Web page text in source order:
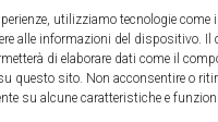
utilizziamo tecnologie come
alle informazioni del dispositivo. Il
di elaborare dati come il
questo sito. Non acconsentire o
su alcune caratteristiche e
tentativo di sciogliere l’anello
di Leggi tutto